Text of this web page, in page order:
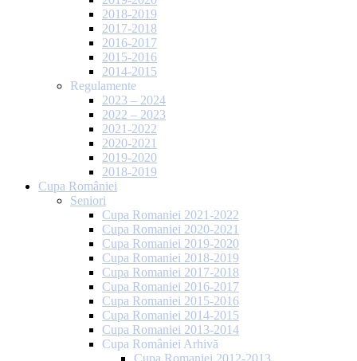
2018-2019
2017-2018
2016-2017
2015-2016
2014-2015
Regulamente
2023 – 2024
2022 – 2023
2021-2022
2020-2021
2019-2020
2018-2019
Cupa României
Seniori
Cupa Romaniei 2021-2022
Cupa Romaniei 2020-2021
Cupa Romaniei 2019-2020
Cupa Romaniei 2018-2019
Cupa Romaniei 2017-2018
Cupa Romaniei 2016-2017
Cupa Romaniei 2015-2016
Cupa Romaniei 2014-2015
Cupa Romaniei 2013-2014
Cupa României Arhivă
Cupa Romaniei 2012-2013